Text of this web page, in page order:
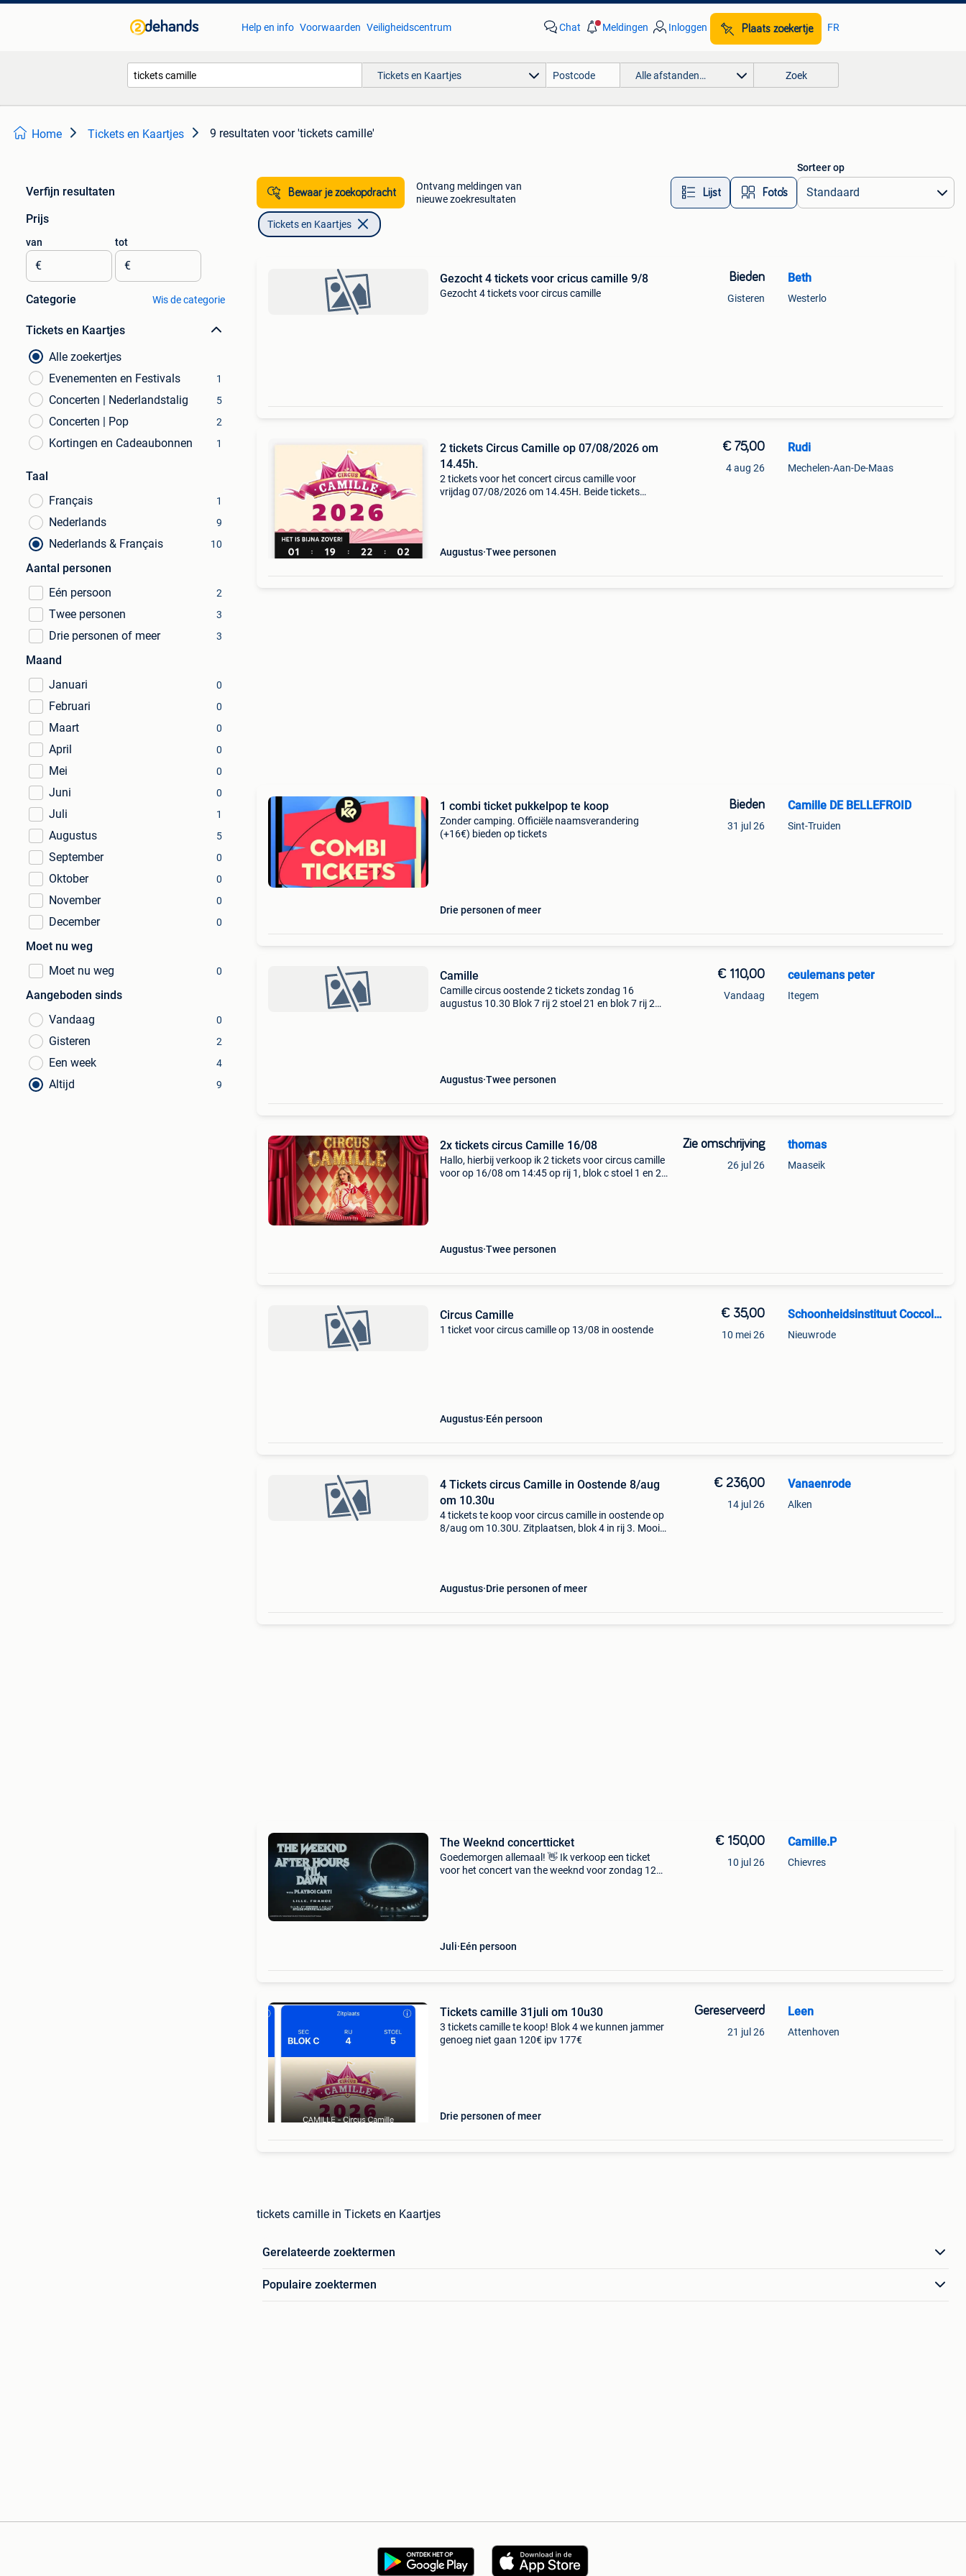
Help en info Voorwaarden Veiligheidscentrum Chat Meldingen Inloggen Plaats zoekertje FR
Tickets en Kaartjes Alle afstanden… Zoek
Home Tickets en Kaartjes 9 resultaten voor 'tickets camille'
Verfijn resultaten
Prijs
van
€
tot
€
Categorie Wis de categorie
Tickets en Kaartjes
Alle zoekertjes
Evenementen en Festivals
1
Concerten | Nederlandstalig 5
Concerten | Pop 2
Kortingen en Cadeaubonnen 1
Taal
Français
1
Nederlands 9
Nederlands & Français 10
Aantal personen
Eén persoon
2
Twee personen 3
Drie personen of meer 3
Maand
Januari
0
Februari 0
Maart 0
April 0
Mei 0
Juni 0
Juli 1
Augustus 5
September 0
Oktober 0
November 0
December 0
Moet nu weg
Moet nu weg
0
Aangeboden sinds
Vandaag
0
Gisteren 2
Een week 4
Altijd 9
Bewaar je zoekopdracht
Ontvang meldingen van
nieuwe zoekresultaten
Lijst Foto’s
Sorteer op
Tickets en Kaartjes
Gezocht 4 tickets voor cricus camille 9/8
Gezocht 4 tickets voor circus camille
Bieden
Gisteren
Beth
Westerlo
2 tickets Circus Camille op 07/08/2026 om
14.45h.
2 tickets voor het concert circus camille voor
vrijdag 07/08/2026 om 14.45H. Beide tickets
Augustus Twee personen
€ 75,00
4 aug 26
Rudi
Mechelen-Aan-De-Maas
1 combi ticket pukkelpop te koop
Zonder camping. Officiële naamsverandering
(+16€) bieden op tickets
Drie personen of meer
Bieden
31 jul 26
Camille DE BELLEFROID
Sint-Truiden
Camille
Camille circus oostende 2 tickets zondag 16
augustus 10.30 Blok 7 rij 2 stoel 21 en blok 7 rij 2
Augustus Twee personen
€ 110,00
Vandaag
ceulemans peter
Itegem
2x tickets circus Camille 16/08
Hallo, hierbij verkoop ik 2 tickets voor circus camille
voor op 16/08 om 14:45 op rij 1, blok c stoel 1 en 2.
Augustus Twee personen
Zie omschrijving
26 jul 26
thomas
Maaseik
Circus Camille
1 ticket voor circus camille op 13/08 in oostende
Augustus Eén persoon
€ 35,00
10 mei 26
Schoonheidsinstituut Coccolita
Nieuwrode
4 Tickets circus Camille in Oostende 8/aug
om 10.30u
4 tickets te koop voor circus camille in oostende op
8/aug om 10.30U. Zitplaatsen, blok 4 in rij 3. Mooie
Augustus Drie personen of meer
€ 236,00
14 jul 26
Vanaenrode
Alken
The Weeknd concertticket
Goedemorgen allemaal! 👋 Ik verkoop een ticket
voor het concert van the weeknd voor zondag 12
Juli Eén persoon
€ 150,00
10 jul 26
Camille.P
Chievres
Tickets camille 31juli om 10u30
3 tickets camille te koop! Blok 4 we kunnen jammer
genoeg niet gaan 120€ ipv 177€
Drie personen of meer
Gereserveerd
21 jul 26
Leen
Attenhoven
tickets camille in Tickets en Kaartjes
Gerelateerde zoektermen
Populaire zoektermen